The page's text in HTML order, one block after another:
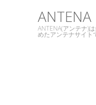
ANTENA
ANTENA(アンテナ)
めたアンテナサイト